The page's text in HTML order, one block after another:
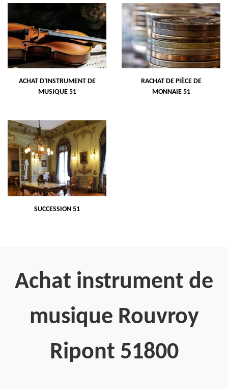
ACHAT D'INSTRUMENT DE
MUSIQUE 51
RACHAT DE PIÈCE DE
MONNAIE 51
SUCCESSION 51
Achat instrument de
musique Rouvroy
Ripont 51800